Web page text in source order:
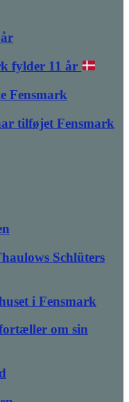
fylder 11 år
Fensmark
tilføjet Fensmark
Schlüters
i Fensmark
om sin